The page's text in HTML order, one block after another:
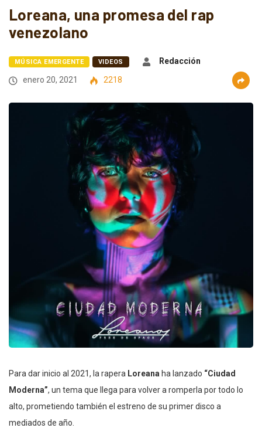
Loreana, una promesa del rap
venezolano
MÚSICA EMERGENTE VIDEOS
Redacción
enero 20, 2021
2218
Para dar inicio al 2021, la rapera Loreana ha lanzado “Ciudad
Moderna”, un tema que llega para volver a romperla por todo lo
alto, prometiendo también el estreno de su primer disco a
mediados de año.